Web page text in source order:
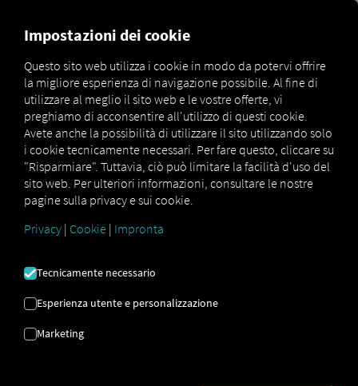
Marketplace Connectors Krone Connect How to
KRONE Onboarding
telematico
Istruzioni passo passo per
personalizzare i tuoi rimorchi con
RIO per connettersi.
Impostazioni dei cookie
Questo sito web utilizza i cookie in modo da potervi offrire
la migliore esperienza di navigazione possibile. Al fine di
utilizzare al meglio il sito web e le vostre offerte, vi
preghiamo di acconsentire all'utilizzo di questi cookie.
Avete anche la possibilità di utilizzare il sito utilizzando solo
i cookie tecnicamente necessari. Per fare questo, cliccare su
"Risparmiare". Tuttavia, ciò può limitare la facilità d'uso del
sito web. Per ulteriori informazioni, consultare le nostre
pagine sulla privacy e sui cookie.
Privacy | Cookie | Impronta
Tecnicamente necessario
Esperienza utente e personalizzazione
Marketing